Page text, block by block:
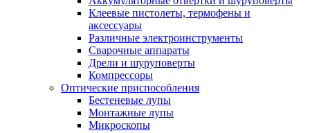
Клеевые пистолеты, термофены и
аксессуары
Различные электроинструменты
Сварочные аппараты
Дрели и шуруповерты
Компрессоры
Оптические приспособления
Бестеневые лупы
Монтажные лупы
Микроскопы